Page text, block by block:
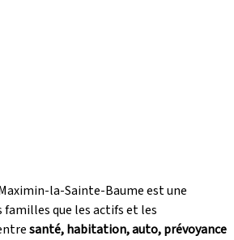
la-Sainte-Baume est une
familles que les actifs et les
santé, habitation, auto, prévoyance